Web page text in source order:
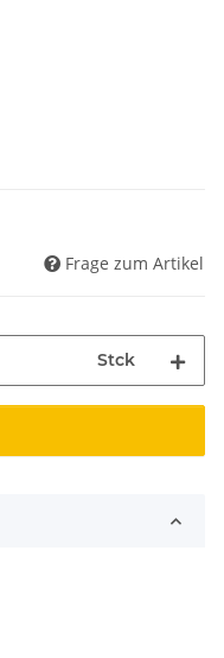
Frage zum Artikel
Stck